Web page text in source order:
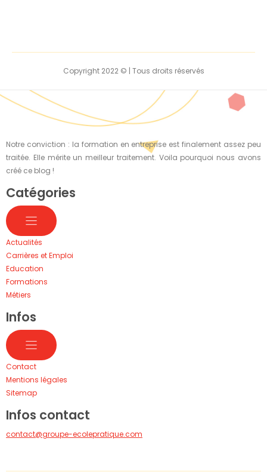
Copyright 2022 © | Tous droits réservés
Notre conviction : la formation en entreprise est finalement assez peu
traitée. Elle mérite un meilleur traitement. Voila pourquoi nous avons
créé ce blog !
Catégories
Actualités
Carrières et Emploi
Education
Formations
Métiers
Infos
Contact
Mentions légales
Sitemap
Infos contact
contact@groupe-ecolepratique.com